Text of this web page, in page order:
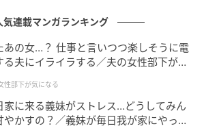
気連載マンガランキング
あの女…？ 仕事と言いつつ楽しそうに電
る夫にイライラする／夫の女性部下が気
性部下が気になる
家に来る義妹がストレス…どうしてみん
やかすの？／義妹が毎日我が家にやって